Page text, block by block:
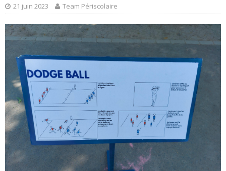
21 juin 2023 Team Périscolaire